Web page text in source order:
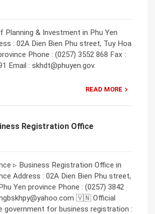
Planning & Investment in Phu Yen
: 02A Dien Bien Phu street, Tuy Hoa
Phone : (0257) 3552 868 Fax :
Email : skhdt@phuyen.gov.
READ MORE
Registration Office
▹ Business Registration Office in
Address : 02A Dien Bien Phu street,
Yen province Phone : (0257) 3842
🇻🇳 Official
government for business registration :